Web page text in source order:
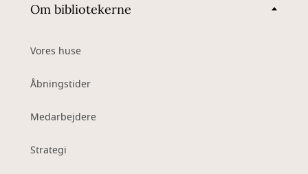
Om bibliotekerne
Vores huse
Åbningstider
Medarbejdere
Strategi